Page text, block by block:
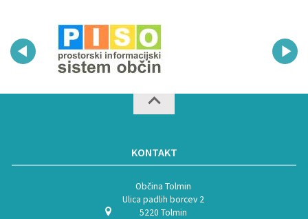
KONTAKT
Občina Tolmin
Ulica padlih borcev 2
5220 Tolmin